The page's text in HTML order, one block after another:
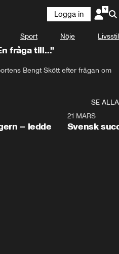
Logga in
Sport Nöje Livsstil
fråga till…”
Bengt Skött efter frågan om
SE ALLA
– ledde
21 MARS
Svensk